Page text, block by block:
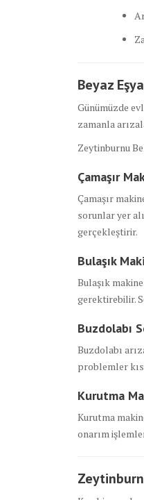
Beyaz
Günümüzde
zamanla
Zeytinburnu
Çamaşır
Çamaşır
sorunlar yer
gerçekleştirir.
Bulaşık
Bulaşık
gerektirebilir.
Buzdolabı
Buzdolabı
problemler
Kurutma
Kurutma
onarım